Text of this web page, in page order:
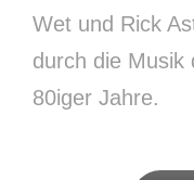
Wet und Rick
durch die Musik
80iger Jahre.